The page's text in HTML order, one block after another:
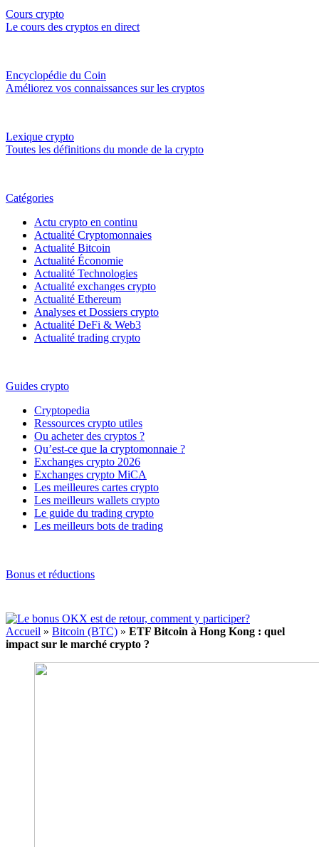
Cours crypto
Le cours des cryptos en direct
Encyclopédie du Coin
Améliorez vos connaissances sur les cryptos
Lexique crypto
Toutes les définitions du monde de la crypto
Catégories
Actu crypto en continu
Actualité Cryptomonnaies
Actualité Bitcoin
Actualité Économie
Actualité Technologies
Actualité exchanges crypto
Actualité Ethereum
Analyses et Dossiers crypto
Actualité DeFi & Web3
Actualité trading crypto
Guides crypto
Cryptopedia
Ressources crypto utiles
Ou acheter des cryptos ?
Qu’est-ce que la cryptomonnaie ?
Exchanges crypto 2026
Exchanges crypto MiCA
Les meilleures cartes crypto
Les meilleurs wallets crypto
Le guide du trading crypto
Les meilleurs bots de trading
Bonus et réductions
Accueil » Bitcoin (BTC) » ETF Bitcoin à Hong Kong : quel
impact sur le marché crypto ?